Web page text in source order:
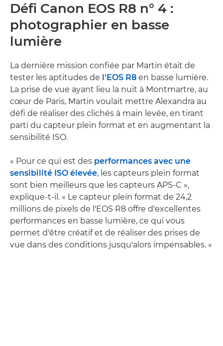
Défi Canon EOS R8 n° 4 :
photographier en basse
lumière
La dernière mission confiée par Martin était de
tester les aptitudes de l'EOS R8 en basse lumière.
La prise de vue ayant lieu la nuit à Montmartre, au
cœur de Paris, Martin voulait mettre Alexandra au
défi de réaliser des clichés à main levée, en tirant
parti du capteur plein format et en augmentant la
sensibilité ISO.
« Pour ce qui est des performances avec une
sensibilité ISO élevée, les capteurs plein format
sont bien meilleurs que les capteurs APS-C »,
explique-t-il. « Le capteur plein format de 24,2
millions de pixels de l'EOS R8 offre d'excellentes
performances en basse lumière, ce qui vous
permet d'être créatif et de réaliser des prises de
vue dans des conditions jusqu'alors impensables. »